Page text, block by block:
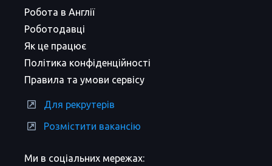
Ми в соціальних мережах:
Робота в Англії
Роботодавці
Як це працює
Політика конфіденційності
Правила та умови сервісу
Для рекрутерів
Розмістити вакансію